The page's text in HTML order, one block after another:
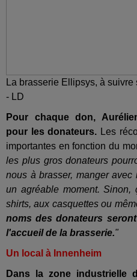
La brasserie Ellipsys, à
- LD
Pour chaque don,
pour les donateurs. Les
importantes en fonction du
les plus gros donateurs
nous à brasser, manger
un agréable moment.
shirts, aux casquettes ou
noms des donateurs
l'accueil de la brasserie."
Un local à Innenheim
Dans la zone industrielle